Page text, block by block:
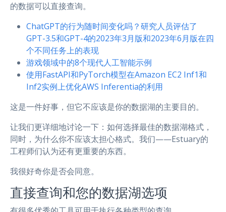
的数据可以直接查询。
ChatGPT的行为随时间变化吗？研究人员评估了
GPT-3.5和GPT-4的2023年3月版和2023年6月版在四
个不同任务上的表现
游戏领域中的8个现代人工智能示例
使用FastAPI和PyTorch模型在Amazon EC2 Inf1和
Inf2实例上优化AWS Inferentia的利用
这是一件好事，但它不应该是你的数据湖的主要目的。
让我们更详细地讨论一下：如何选择最佳的数据湖格式，
同时，为什么你不应该太担心格式。我们——Estuary的
工程师们认为还有更重要的东西。
我很好奇你是否会同意。
直接查询和您的数据湖选项